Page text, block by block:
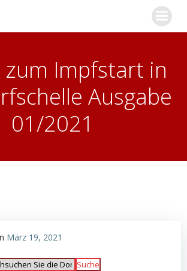
springen
Impfstart in
Ausgabe
01/2021
März 19, 2021